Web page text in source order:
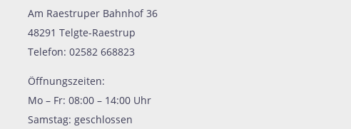
Am Raestruper Bahnhof 36
48291 Telgte-Raestrup
Telefon: 02582 668823
Öffnungszeiten:
Mo – Fr: 08:00 – 14:00 Uhr
Samstag: geschlossen